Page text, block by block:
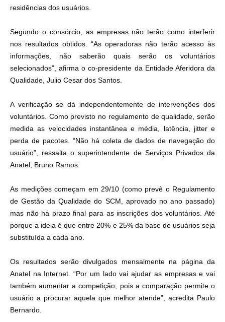
residências dos usuários.
Segundo o consórcio, as empresas não terão como interferir
nos resultados obtidos. “As operadoras não terão acesso às
informações, não saberão quais serão os voluntários
selecionados”, afirma o co-presidente da Entidade Aferidora da
Qualidade, Julio Cesar dos Santos.
A verificação se dá independentemente de intervenções dos
voluntários. Como previsto no regulamento de qualidade, serão
medida as velocidades instantânea e média, latência, jitter e
perda de pacotes. “Não há coleta de dados de navegação do
usuário”, ressalta o superintendente de Serviços Privados da
Anatel, Bruno Ramos.
As medições começam em 29/10 (como prevê o Regulamento
de Gestão da Qualidade do SCM, aprovado no ano passado)
mas não há prazo final para as inscrições dos voluntários. Até
porque a ideia é que entre 20% e 25% da base de usuários seja
substituída a cada ano.
Os resultados serão divulgados mensalmente na página da
Anatel na Internet. “Por um lado vai ajudar as empresas e vai
também aumentar a competição, pois a comparação permite o
usuário a procurar aquela que melhor atende”, acredita Paulo
Bernardo.